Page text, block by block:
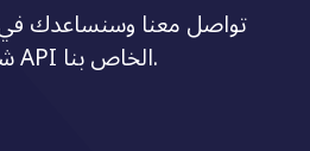
تواصل معنا وسنساعدك
شراء مكون الترجمة والـ API الخاص بنا.